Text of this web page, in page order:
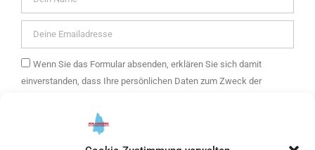
Wenn Sie das Formular absenden, erklären Sie sich damit
einverstanden, dass Ihre persönlichen Daten zum Zweck der
Angebote von mein Kaufering und weitere Themen verwendet
werden. Ihre Daten werden ausschließlich zur Versendung des